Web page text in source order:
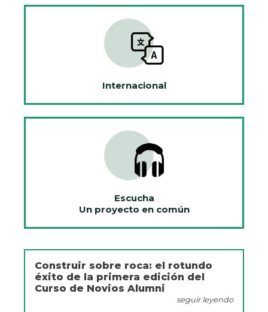
Internacional
Escucha
Un proyecto en común
Construir sobre roca: el rotundo
éxito de la primera edición del
Curso de Novios Alumni
seguir leyendo